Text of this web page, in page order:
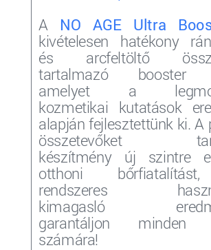
A NO AGE Ultra
kivételesen hatékony
és arcfeltöltő
tartalmazó booster
amelyet a
kozmetikai kutatások
alapján fejlesztettünk ki. A
összetevőket
készítmény új szintre
otthoni
rendszeres
kimagasló
garantáljon minden
számára!